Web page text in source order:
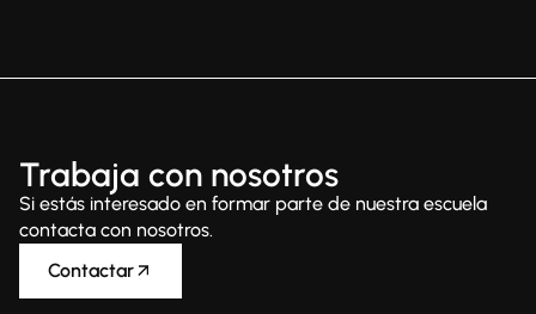
Trabaja con nosotros
Si estás interesado en formar parte de nuestra escuela
contacta con nosotros.
Contactar